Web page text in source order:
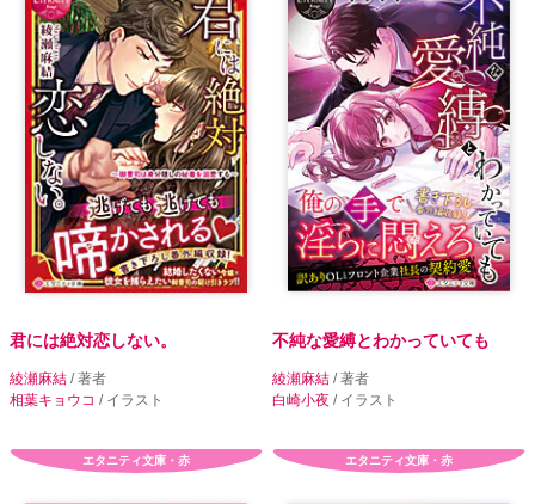
君には絶対恋しない。
綾瀬麻結 / 著者
相葉キョウコ / イラスト
不純な愛縛とわかっていても
綾瀬麻結 / 著者
白崎小夜 / イラスト
エタニティ文庫・赤 エタニティ文庫・赤